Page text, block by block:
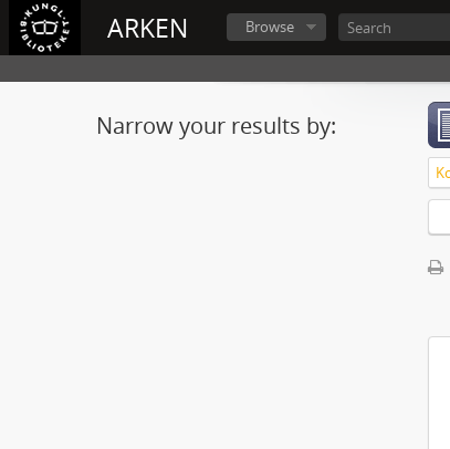
ARKEN Browse
Narrow your results by: